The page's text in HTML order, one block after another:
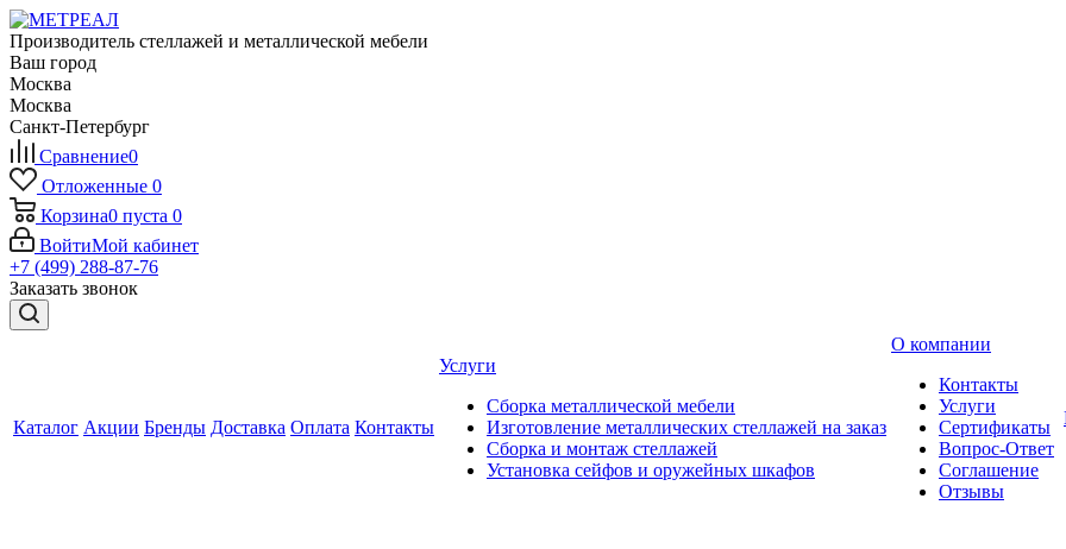
Производитель стеллажей и металлической мебели
Ваш город
Москва
Москва
Санкт-Петербург
Сравнение0
Отложенные 0
Корзина0 пуста 0
ВойтиМой кабинет
+7 (499) 288-87-76
Заказать звонок
Каталог Акции Бренды Доставка Оплата Контакты
Услуги
Сборка металлической мебели
Изготовление металлических стеллажей на заказ
Сборка и монтаж стеллажей
Установка сейфов и оружейных шкафов
О компании
Контакты
Услуги
Сертификаты
Вопрос-Ответ
Соглашение
Отзывы